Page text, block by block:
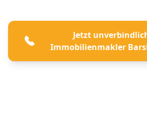
Jetzt
Immobilienmakler
beraten